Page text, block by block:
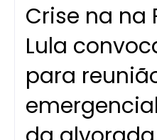
Crise na na
Lula
para